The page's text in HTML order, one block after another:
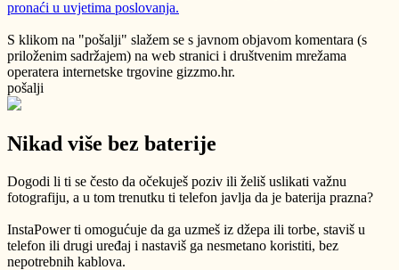
pronaći u uvjetima poslovanja.
S klikom na "pošalji" slažem se s javnom objavom komentara (s
priloženim sadržajem) na web stranici i društvenim mrežama
operatera internetske trgovine gizzmo.hr.
pošalji
Nikad više bez baterije
Dogodi li ti se često da očekuješ poziv ili želiš uslikati važnu
fotografiju, a u tom trenutku ti telefon javlja da je baterija prazna?
InstaPower ti omogućuje da ga uzmeš iz džepa ili torbe, staviš u
telefon ili drugi uređaj i nastaviš ga nesmetano koristiti, bez
nepotrebnih kablova.